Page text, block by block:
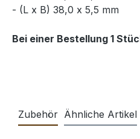
- (L x B) 38,0 x 5,5 mm
Bei einer Bestellung 1
Zubehör Ähnliche Artikel